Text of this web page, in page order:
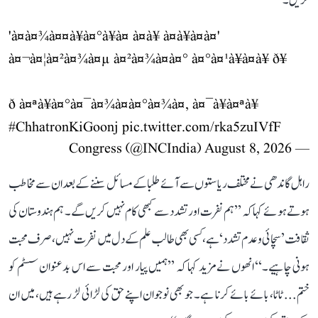
'à¤à¤¾à¤¤à¥à¤°à¥à¤ à¤à¥ à¤à¥à¤à¤'
à¤¬à¤¦à¤²à¤¾à¤µ à¤²à¤¾à¤à¤° à¤°à¤¹à¥à¤à¥ ð¥
ð à¤ªà¥à¤°à¤¯à¤¾à¤à¤°à¤¾à¤, à¤¯à¥à¤ªà¥
#ChhatronKiGoonj pic.twitter.com/rka5zuIVfF
— Congress (@INCIndia)
August 8, 2026
راہل گاندھی نے مختلف ریاستوں سے آئے طلبا کے مسائل سننے کے بعد ان سے مخاطب
ہوتے ہوئے کہا کہ ’’ہم نفرت اور تشدد سے کبھی کام نہیں کریں گے۔ ہم ہندوستان کی
ثقافت ’سچائی و عدم تشدد‘ ہے، کسی بھی طالب علم کے دل میں نفرت نہیں، صرف محبت
ہونی چاہیے۔‘‘ انھوں نے مزید کہا کہ ’’ہمیں پیار اور محبت سے اس بدعنوان سسٹم کو
ختم... ٹاٹا، بائے بائے کرنا ہے۔ جو بھی نوجوان اپنے حق کی لڑائی لڑ رہے ہیں، میں ان